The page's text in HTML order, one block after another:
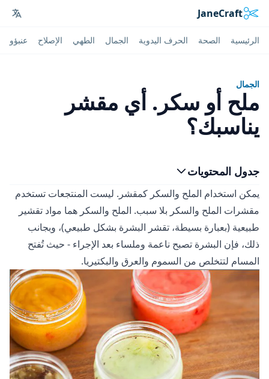
JaneCraft
الرئيسية الصحة الحرف اليدوية الجمال الطهي الإصلاح عنبؤو
الجمال
ملح أو سكر. أي مقشر
يناسبك؟
يمكن استخدام الملح والسكر كمقشر. ليست المنتجعات تستخدم
مقشرات الملح والسكر بلا سبب. الملح والسكر هما مواد تقشير
طبيعية (بعبارة بسيطة، تقشر البشرة بشكل طبيعي)، وبجانب
ذلك، فإن البشرة تصبح ناعمة وملساء بعد الإجراء - حيث تُفتح
المسام لتتخلص من السموم والعرق والبكتيريا.
جدول المحتويات